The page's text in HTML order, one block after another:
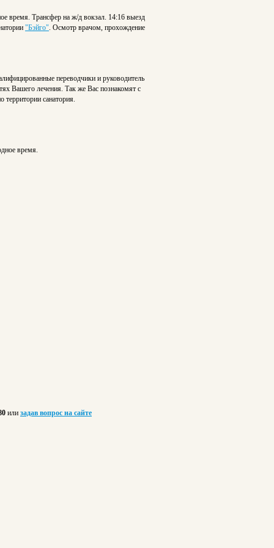
время. Трансфер на ж/д вокзал. 14:16 выезд
"Бэйго". Осмотр врачом, прохождение
переводчики и руководитель
Вашего лечения. Так же Вас познакомят с
передвигаться по территории санатория.
время.
или задав вопрос на сайте